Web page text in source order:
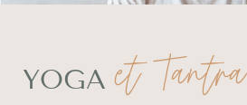
YOGAet Tantra